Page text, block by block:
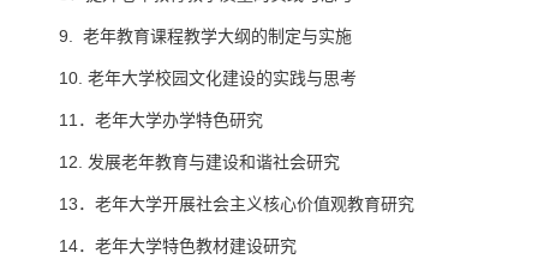
9. 老年教育课程教学大纲的制定与实施
10. 老年大学校园文化建设的实践与思考
11．老年大学办学特色研究
12. 发展老年教育与建设和谐社会研究
13．老年大学开展社会主义核心价值观教育研究
14．老年大学特色教材建设研究